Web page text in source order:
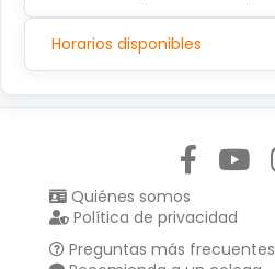
Horarios disponibles
Quiénes somos
Política de privacidad
Preguntas más frecuentes